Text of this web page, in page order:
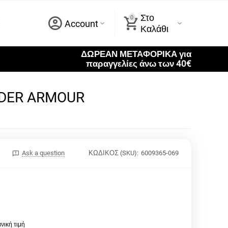
Account
0
Στο
Καλάθι
ΔΩΡΕΑΝ ΜΕΤΑΦΟΡΙΚΑ για
παραγγελίες άνω των 40€
ARMOUR
Ask a question ΚΩΔΙΚΟΣ (SKU): 6009365-069